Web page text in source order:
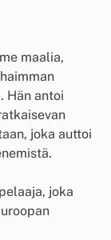
maalia,
Hän antoi
joka auttoi
joka